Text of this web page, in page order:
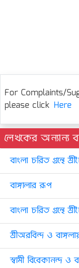
For Complaints/
please click Here
লেখকের অন্যান্য
বাংলা চরিত গ্রন্থে
বাঙ্গালার রূপ
বাংলা চরিত গ্রন্থে
শ্রীঅরবিন্দ ও
স্বামী বিবেকানন্দ ও